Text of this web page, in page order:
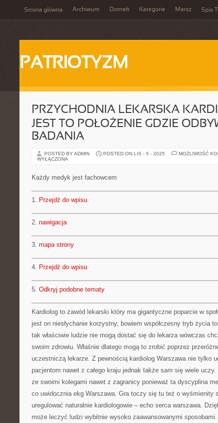
Strona główna Archiwum Domek Kategorie Marsz Spis
PATRIOTYZM
PRZYCHODNIA LEKARSKA
JEST TO POŁOŻENIE GDZIE
BADANIA
POSTED BY ADMIN POSTED ON LIS - 5 - 2025
MOŻLIWOŚĆ
WYŁĄCZONA
Każdy medyk jest fachowcem
1. Przejdź do wpisu
2. nawigacja
3. mapa strony
4. Przejdź do wpisu
5. Odkryj podobne tematy
Kardiolog to zawód lekarski który ma gigantyczne poparcie w
jest on niesłychanie korzystny, bowiem współczesny tryb życia
tak właściwie ludzie nie mogą dostać się do lekarza wówczas
swoim zdrowiu. Właśnie dlatego mogą to zrobić poprzez
uczestniczą lekarze. Z pewnością kardiolog Warszawa nie tylko
pacjentom nawet z całego kraju jednak także sam się wiele
ze swoimi kolegami nawet z zagranicy ponieważ ta dyscyplina
co uwidocznia ekg Warszawa. Gra toczy się tu też o wyśmienity
uregulować naturalnie kardiologowie – echo serca warszawa.
może leczyć ludzi wybitnie wysoko zaawansowanymi